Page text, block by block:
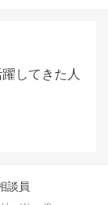
してきた人
談員